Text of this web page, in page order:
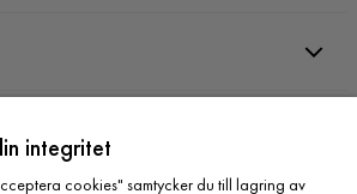
integritet
cookies" samtycker du till lagring av